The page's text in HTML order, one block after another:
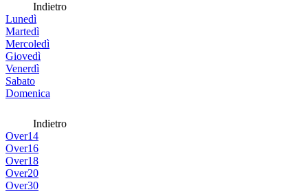
Indietro
Lunedì
Martedì
Mercoledì
Giovedì
Venerdì
Sabato
Domenica
Indietro
Over14
Over16
Over18
Over20
Over30